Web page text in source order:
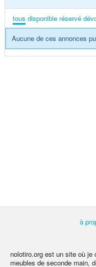
tous disponible réservé
Aucune de ces annonces
à
nolotiro.org est un site où je
meubles de seconde main,